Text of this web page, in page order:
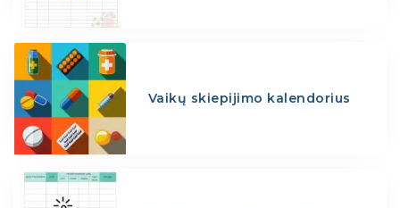
Vaikų skiepijimo kalendorius